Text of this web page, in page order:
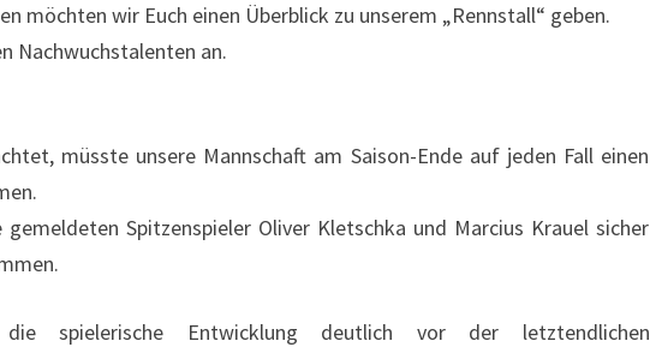
möchten wir Euch einen Überblick zu unserem „Rennstall“ geben.
Nachwuchstalenten an.
müsste unsere Mannschaft am Saison-Ende auf jeden Fall einen
Spitzenspieler Oliver Kletschka und Marcius Krauel sicher
spielerische Entwicklung deutlich vor der letztendlichen